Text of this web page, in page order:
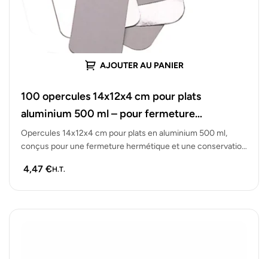
AJOUTER AU PANIER
100 opercules 14x12x4 cm pour plats
aluminium 500 ml – pour fermeture
hermétique et conservation
Opercules 14x12x4 cm pour plats en aluminium 500 ml,
conçus pour une fermeture hermétique et une conservation
4,47 €H.T.